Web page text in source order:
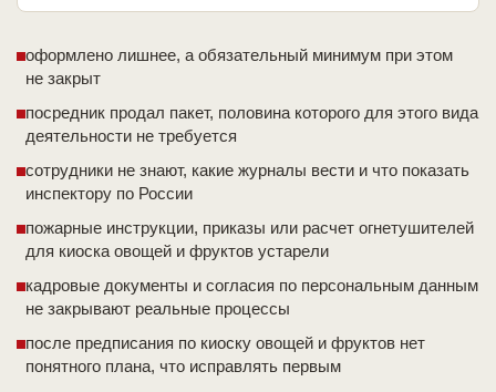
оформлено лишнее, а обязательный минимум при этом
не закрыт
посредник продал пакет, половина которого для этого вида
деятельности не требуется
сотрудники не знают, какие журналы вести и что показать
инспектору по России
пожарные инструкции, приказы или расчет огнетушителей
для киоска овощей и фруктов устарели
кадровые документы и согласия по персональным данным
не закрывают реальные процессы
после предписания по киоску овощей и фруктов нет
понятного плана, что исправлять первым